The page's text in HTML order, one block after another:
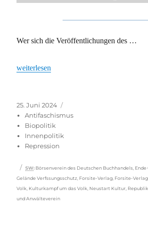
Wer sich die Veröffentlichungen des …
„Corona-Hilfen im Gesinnungs-Check:
weiterlesen
Veröffentlicht
am
25. Juni 2024
Antifaschismus
Biopolitik
Innenpolitik
Repression
Schlagwörter
SW: Börsenverein des Deutschen Buchhandels Ende
Gelände Verfssungsschutz Forsite-Verlag Forsite-
Volk Kulturkampf um das Volk Neustart Kultur
und Anwälteverein